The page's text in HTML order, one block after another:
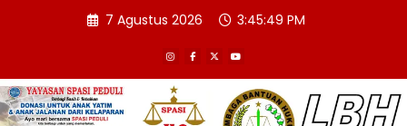
7 Agustus 2026 3:45:50 PM